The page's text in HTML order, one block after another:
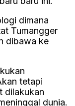
dimana
Tumangger
dibawa ke
tetapi
dilakukan
dunia.